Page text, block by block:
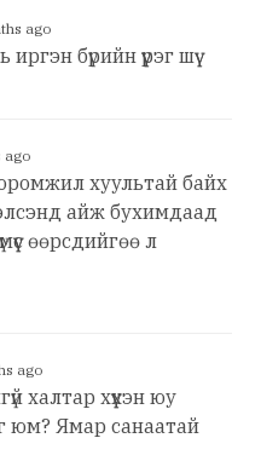
ago
бүрийн үүрэг шүү
ago
хуультай байх
айж бухимдаад
өөрсдийгөө л
ago
халтар хүүхэн юу
юм? Ямар санаатай